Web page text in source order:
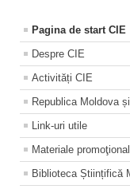
Pagina de start CIE
Despre CIE
Activități CIE
Republica Moldova
Link-uri utile
Materiale
Biblioteca Științifică